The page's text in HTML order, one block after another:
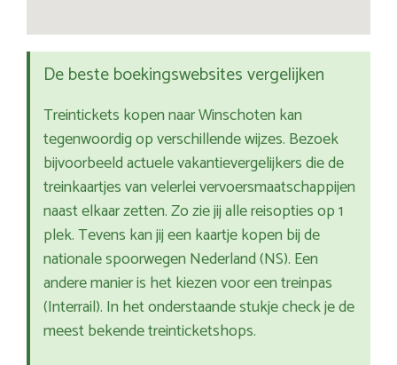
De beste boekingswebsites vergelijken
Treintickets kopen naar Winschoten kan
tegenwoordig op verschillende wijzes. Bezoek
bijvoorbeeld actuele vakantievergelijkers die de
treinkaartjes van velerlei vervoersmaatschappijen
naast elkaar zetten. Zo zie jij alle reisopties op 1
plek. Tevens kan jij een kaartje kopen bij de
nationale spoorwegen Nederland (NS). Een
andere manier is het kiezen voor een treinpas
(Interrail). In het onderstaande stukje check je de
meest bekende treinticketshops.